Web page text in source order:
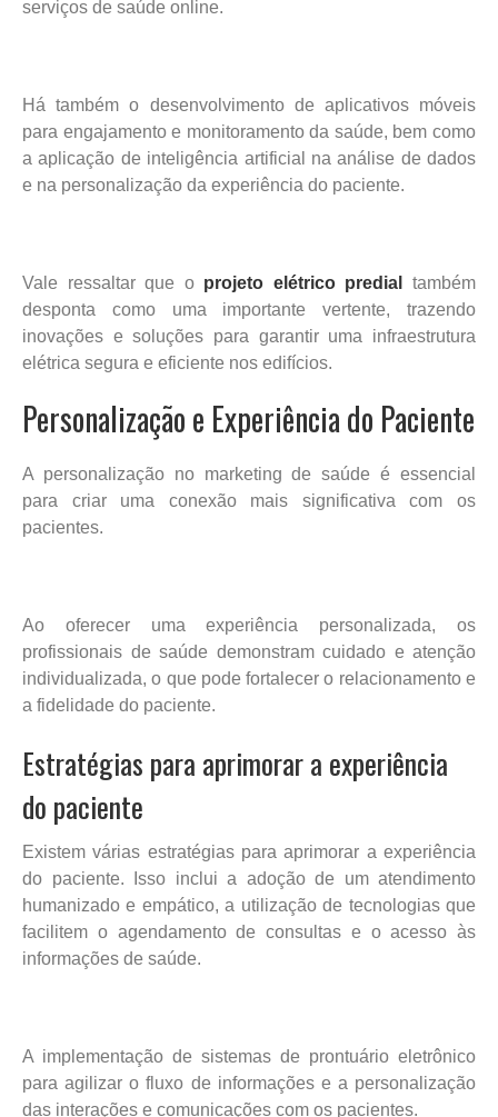
serviços de saúde online.
Há também o desenvolvimento de aplicativos móveis
para engajamento e monitoramento da saúde, bem como
a aplicação de inteligência artificial na análise de dados
e na personalização da experiência do paciente.
Vale ressaltar que o projeto elétrico predial
também
desponta como uma importante vertente, trazendo
inovações e soluções para garantir uma infraestrutura
elétrica segura e eficiente nos edifícios.
Personalização e Experiência do Paciente
A personalização no marketing de saúde é essencial
para criar uma conexão mais significativa com os
pacientes.
Ao oferecer uma experiência personalizada, os
profissionais de saúde demonstram cuidado e atenção
individualizada, o que pode fortalecer o relacionamento e
a fidelidade do paciente.
Estratégias para aprimorar a experiência
do paciente
Existem várias estratégias para aprimorar a experiência
do paciente. Isso inclui a adoção de um atendimento
humanizado e empático, a utilização de tecnologias que
facilitem o agendamento de consultas e o acesso às
informações de saúde.
A implementação de sistemas de prontuário eletrônico
para agilizar o fluxo de informações e a personalização
das interações e comunicações com os pacientes.